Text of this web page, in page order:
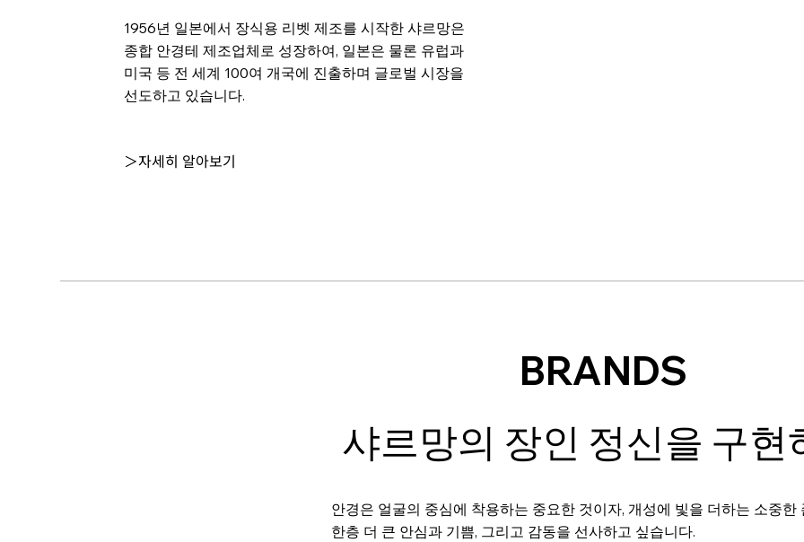
1956년 일본에서 장식용 리벳 제조를 시작한 샤르망은
종합 안경테 제조업체로 성장하여, 일본은 물론 유럽과
미국 등 전 세계 100여 개국에 진출하며 글로벌 시장을
선도하고 있습니다.
＞자세히 알아보기
BRANDS
샤르망의 장인 정신을 구현
안경은 얼굴의 중심에 착용하는 중요한 것이자, 개성에 빛을 더하는 소중한
한층 더 큰 안심과 기쁨, 그리고 감동을 선사하고 싶습니다.